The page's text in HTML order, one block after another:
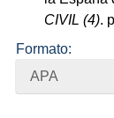
CIVIL (4).
Formato:
APA